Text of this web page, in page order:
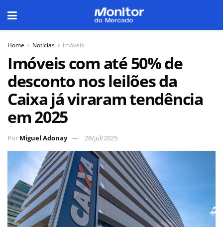
Home Notícias Imóveis
Imóveis com até 50% de
desconto nos leilões da
Caixa já viraram tendência
em 2025
Por Miguel Adonay 28/jul/2025